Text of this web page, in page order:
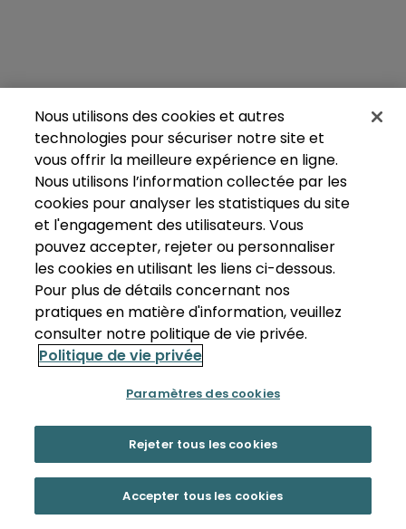
Nous utilisons des cookies et autres
technologies pour sécuriser notre site et
vous offrir la meilleure expérience en ligne.
Nous utilisons l’information collectée par les
cookies pour analyser les statistiques du site
et l'engagement des utilisateurs. Vous
pouvez accepter, rejeter ou personnaliser
les cookies en utilisant les liens ci-dessous.
Pour plus de détails concernant nos
pratiques en matière d'information, veuillez
consulter notre politique de vie privée.
Politique de vie privée
Paramètres des cookies
Rejeter tous les cookies
Accepter tous les cookies